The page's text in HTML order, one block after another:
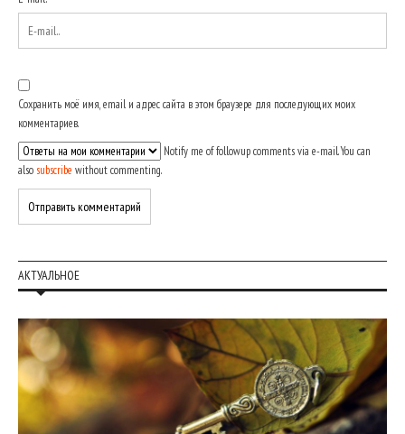
Сохранить моё имя, email и адрес сайта в этом браузере для последующих моих
комментариев.
Notify me of followup comments via e-mail. You can
also subscribe without commenting.
АКТУАЛЬНОЕ